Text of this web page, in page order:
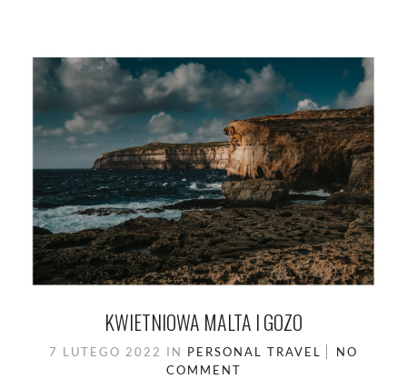
KWIETNIOWA MALTA I GOZO
7 LUTEGO 2022 IN PERSONAL TRAVEL
NO
COMMENT